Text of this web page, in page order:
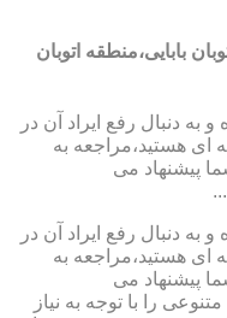
بابایی،منطقه اتوبان
دنبال رفع ایراد آن در
ای هستید،مراجعه به
پیشنهاد می
دنبال رفع ایراد آن در
ای هستید،مراجعه به
پیشنهاد می
را با توجه به نیاز